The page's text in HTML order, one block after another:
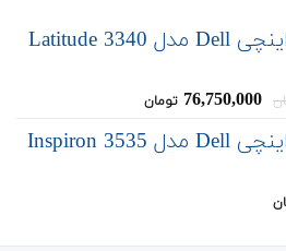
قیمت
84,000,000
76,750,000 تومانقیمت
76,750,000